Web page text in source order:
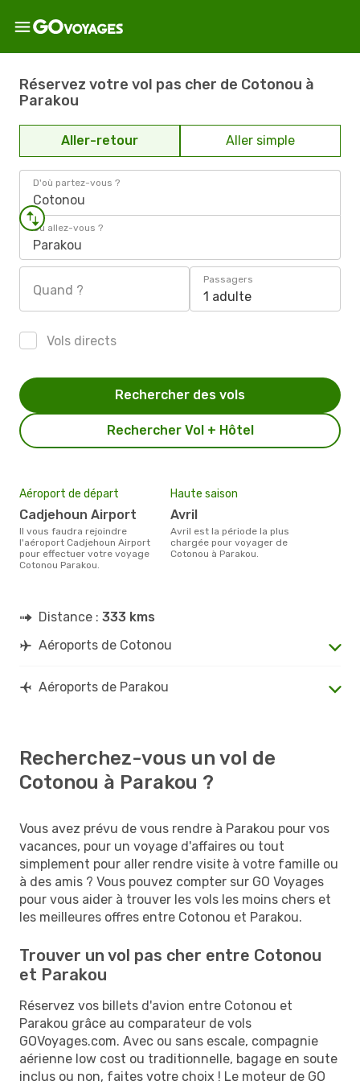
Réservez votre vol pas cher de Cotonou à
Parakou
Aller-retour Aller simple
D'où partez-vous ?
Cotonou
Où allez-vous ?
Parakou
Quand ?
Passagers
1 adulte
Vols directs
Rechercher Vol + Hôtel
Rechercher des vols
Aéroport de départ
Cadjehoun Airport
Il vous faudra rejoindre
l'aéroport Cadjehoun Airport
pour effectuer votre voyage
Cotonou Parakou.
Haute saison
avril
avril est la période la plus
chargée pour voyager de
Cotonou à Parakou.
Distance : 333 kms
Aéroports de Cotonou
Aéroports de Parakou
Recherchez-vous un vol de
Cotonou à Parakou ?
Vous avez prévu de vous rendre à Parakou pour vos
vacances, pour un voyage d'affaires ou tout
simplement pour aller rendre visite à votre famille ou
à des amis ? Vous pouvez compter sur GO Voyages
pour vous aider à trouver les vols les moins chers et
les meilleures offres entre Cotonou et Parakou.
Trouver un vol pas cher entre Cotonou
et Parakou
Réservez vos billets d'avion entre Cotonou et
Parakou grâce au comparateur de vols
GOVoyages.com. Avec ou sans escale, compagnie
aérienne low cost ou traditionnelle, bagage en soute
inclus ou non, faites votre choix ! Le moteur de GO